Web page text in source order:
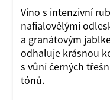
Víno s intenzivní
nafialovělými
a granátovým
odhaluje krásnou
s vůní černých
tónů.